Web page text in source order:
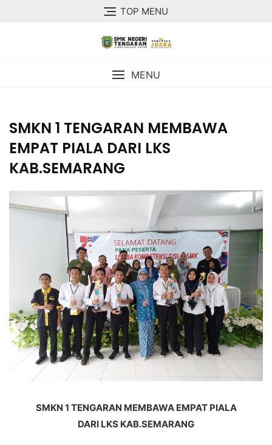
TOP MENU
MENU
SMKN 1 TENGARAN MEMBAWA
EMPAT PIALA DARI LKS
KAB.SEMARANG
SMKN 1 TENGARAN MEMBAWA EMPAT PIALA
DARI LKS KAB.SEMARANG